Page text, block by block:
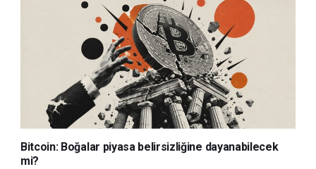
Bitcoin: Boğalar piyasa belirsizliğine dayanabilecek
mi?